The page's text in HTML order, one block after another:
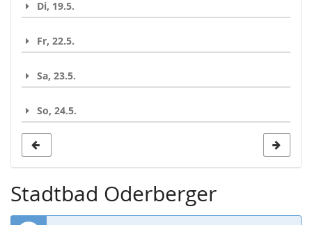
Di, 19.5.
Fr, 22.5.
Sa, 23.5.
So, 24.5.
Stadtbad Oderberger